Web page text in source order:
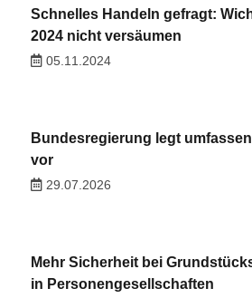
Schnelles Handeln gefragt:
2024 nicht versäumen
05.11.2024
Bundesregierung legt
vor
29.07.2026
Mehr Sicherheit bei
in Personengesellschaften